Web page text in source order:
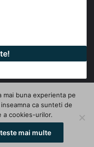
| InfoHale
YouTube
mai buna experienta pe
ca sunteti de
a cookies-urilor.
mai multe